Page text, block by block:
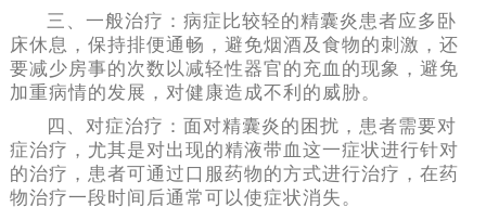
三、一般治疗：病症比较轻的精囊炎患者应多卧
床休息，保持排便通畅，避免烟酒及食物的刺激，还
要减少房事的次数以减轻性器官的充血的现象，避免
加重病情的发展，对健康造成不利的威胁。
四、对症治疗：面对精囊炎的困扰，患者需要对
症治疗，尤其是对出现的精液带血这一症状进行针对
的治疗，患者可通过口服药物的方式进行治疗，在药
物治疗一段时间后通常可以使症状消失。